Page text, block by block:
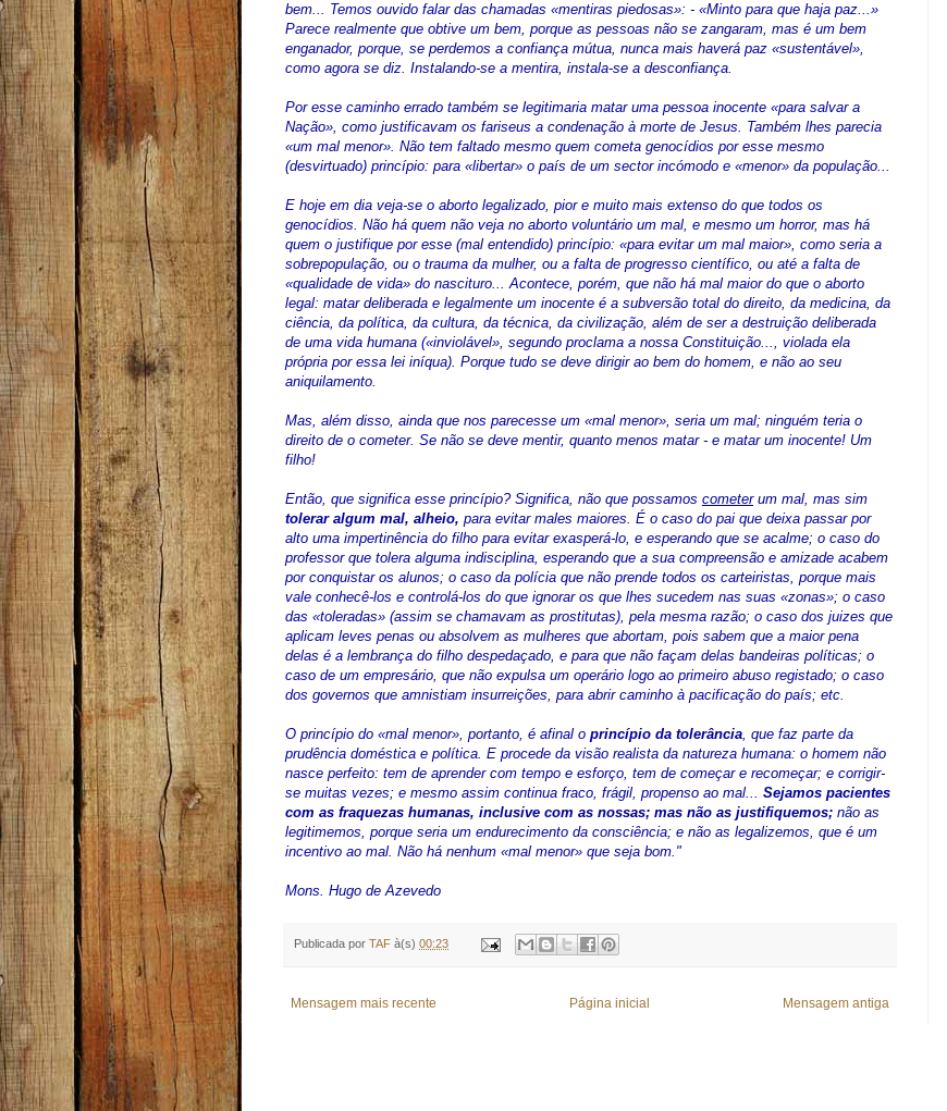
bem... Temos ouvido falar das chamadas «mentiras piedosas»: - «Minto para que haja paz...»
Parece realmente que obtive um bem, porque as pessoas não se zangaram, mas é um bem
enganador, porque, se perdemos a confiança mútua, nunca mais haverá paz «sustentável»,
como agora se diz. Instalando-se a mentira, instala-se a desconfiança.
Por esse caminho errado também se legitimaria matar uma pessoa inocente «para salvar a
Nação», como justificavam os fariseus a condenação à morte de Jesus. Também lhes parecia
«um mal menor». Não tem faltado mesmo quem cometa genocídios por esse mesmo
(desvirtuado) princípio: para «libertar» o país de um sector incómodo e «menor» da população...
E hoje em dia veja-se o aborto legalizado, pior e muito mais extenso do que todos os
genocídios. Não há quem não veja no aborto voluntário um mal, e mesmo um horror, mas há
quem o justifique por esse (mal entendido) princípio: «para evitar um mal maior», como seria a
sobrepopulação, ou o trauma da mulher, ou a falta de progresso científico, ou até a falta de
«qualidade de vida» do nascituro... Acontece, porém, que não há mal maior do que o aborto
legal: matar deliberada e legalmente um inocente é a subversão total do direito, da medicina, da
ciência, da política, da cultura, da técnica, da civilização, além de ser a destruição deliberada
de uma vida humana («inviolável», segundo proclama a nossa Constituição..., violada ela
própria por essa lei iníqua). Porque tudo se deve dirigir ao bem do homem, e não ao seu
aniquilamento.
Mas, além disso, ainda que nos parecesse um «mal menor», seria um mal; ninguém teria o
direito de o cometer. Se não se deve mentir, quanto menos matar - e matar um inocente! Um
filho!
Então, que significa esse princípio? Significa, não que possamos cometerum mal, mas sim
tolerar algum mal, alheio, para evitar males maiores. É o caso do pai que deixa passar por
alto uma impertinência do filho para evitar exasperá-lo, e esperando que se acalme; o caso do
professor que tolera alguma indisciplina, esperando que a sua compreensão e amizade acabem
por conquistar os alunos; o caso da polícia que não prende todos os carteiristas, porque mais
vale conhecê-los e controlá-los do que ignorar os que lhes sucedem nas suas «zonas»; o caso
das «toleradas» (assim se chamavam as prostitutas), pela mesma razão; o caso dos juizes que
aplicam leves penas ou absolvem as mulheres que abortam, pois sabem que a maior pena
delas é a lembrança do filho despedaçado, e para que não façam delas bandeiras políticas; o
caso de um empresário, que não expulsa um operário logo ao primeiro abuso registado; o caso
dos governos que amnistiam insurreições, para abrir caminho à pacificação do país; etc.
O princípio do «mal menor», portanto, é afinal o princípio da tolerância, que faz parte da
prudência doméstica e política. E procede da visão realista da natureza humana: o homem não
nasce perfeito: tem de aprender com tempo e esforço, tem de começar e recomeçar; e corrigir-
se muitas vezes; e mesmo assim continua fraco, frágil, propenso ao mal... Sejamos pacientes
com as fraquezas humanas, inclusive com as nossas; mas não as justifiquemos; não as
legitimemos, porque seria um endurecimento da consciência; e não as legalizemos, que é um
incentivo ao mal. Não há nenhum «mal menor» que seja bom."
Mons. Hugo de Azevedo
Publicada por TAF à(s) 00:23
Mensagem mais recente Mensagem antiga
Página inicial